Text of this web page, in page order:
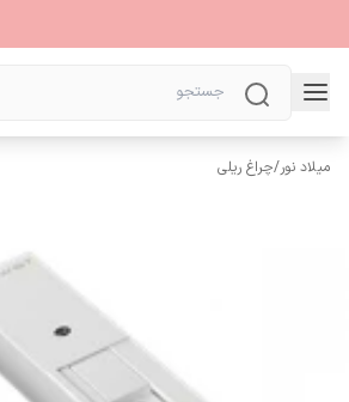
میلاد نور/چراغ ریلی